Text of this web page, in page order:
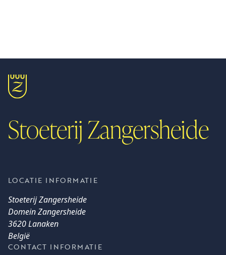
Stoeterij Zangersheide
LOCATIE INFORMATIE
Stoeterij Zangersheide
Domein Zangersheide
3620 Lanaken
België
CONTACT INFORMATIE